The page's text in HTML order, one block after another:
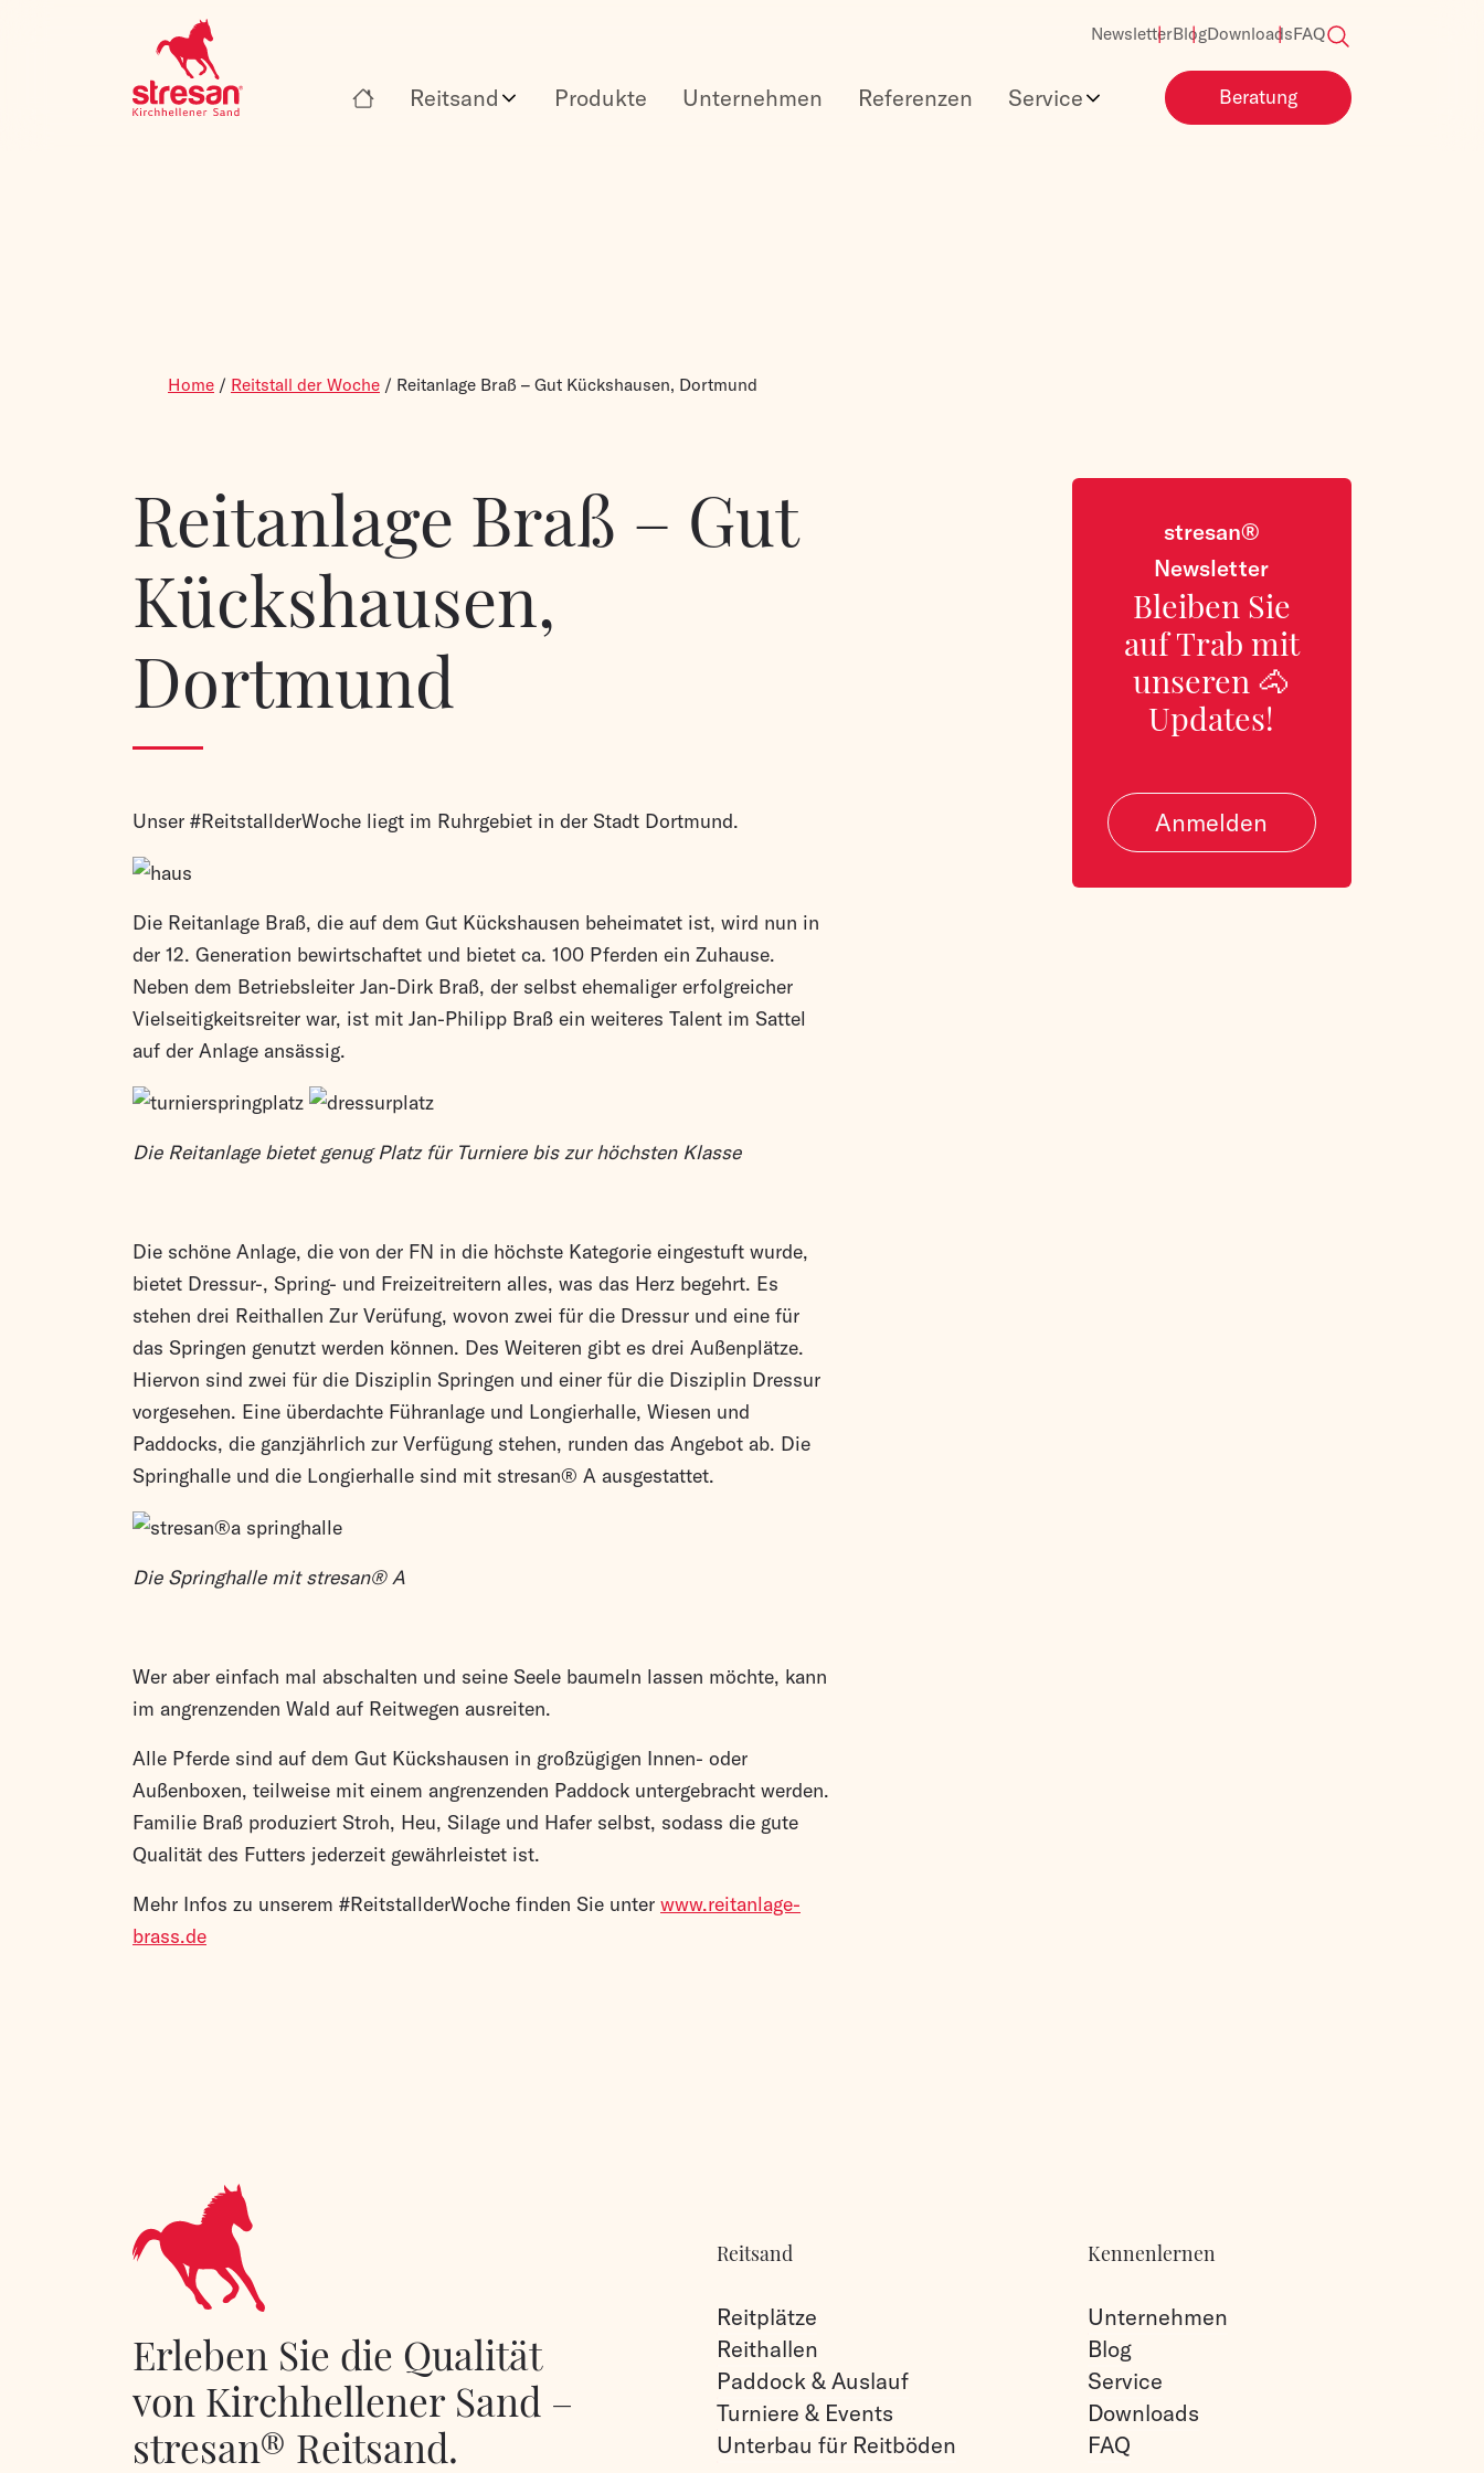
NewsletterBlogDownloadsFAQ
Reitsand Produkte Unternehmen Referenzen Service Beratung
Home / Reitstall der Woche / Reitanlage Braß – Gut Kückshausen, Dortmund
Reitanlage Braß – Gut
Kückshausen,
Dortmund
Unser #ReitstallderWoche liegt im Ruhrgebiet in der Stadt Dortmund.
Die Reitanlage Braß, die auf dem Gut Kückshausen beheimatet ist, wird nun in
der 12. Generation bewirtschaftet und bietet ca. 100 Pferden ein Zuhause.
Neben dem Betriebsleiter Jan-Dirk Braß, der selbst ehemaliger erfolgreicher
Vielseitigkeitsreiter war, ist mit Jan-Philipp Braß ein weiteres Talent im Sattel
auf der Anlage ansässig.
Die Reitanlage bietet genug Platz für Turniere bis zur höchsten Klasse
Die schöne Anlage, die von der FN in die höchste Kategorie eingestuft wurde,
bietet Dressur-, Spring- und Freizeitreitern alles, was das Herz begehrt. Es
stehen drei Reithallen Zur Verüfung, wovon zwei für die Dressur und eine für
das Springen genutzt werden können. Des Weiteren gibt es drei Außenplätze.
Hiervon sind zwei für die Disziplin Springen und einer für die Disziplin Dressur
vorgesehen. Eine überdachte Führanlage und Longierhalle, Wiesen und
Paddocks, die ganzjährlich zur Verfügung stehen, runden das Angebot ab. Die
Springhalle und die Longierhalle sind mit stresan® A ausgestattet.
Die Springhalle mit stresan® A
Wer aber einfach mal abschalten und seine Seele baumeln lassen möchte, kann
im angrenzenden Wald auf Reitwegen ausreiten.
Alle Pferde sind auf dem Gut Kückshausen in großzügigen Innen- oder
Außenboxen, teilweise mit einem angrenzenden Paddock untergebracht werden.
Familie Braß produziert Stroh, Heu, Silage und Hafer selbst, sodass die gute
Qualität des Futters jederzeit gewährleistet ist.
Mehr Infos zu unserem #ReitstallderWoche finden Sie unter www.reitanlage-
brass.de
stresan®
Newsletter
Bleiben Sie
auf Trab mit
unseren 🐴
Updates!
Anmelden
Erleben Sie die Qualität
von Kirchhellener Sand –
stresan® Reitsand.
Reitsand
Reitplätze
Reithallen
Paddock & Auslauf
Turniere & Events
Unterbau für Reitböden
Kennenlernen
Unternehmen
Blog
Service
Downloads
FAQ